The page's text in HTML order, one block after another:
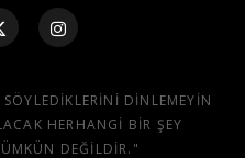
DINLEMEYIN
HERHANGI BIR ŞEY
DEĞILDIR."